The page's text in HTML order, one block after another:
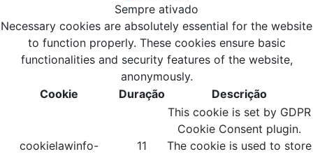
Sempre ativado
Necessary cookies are absolutely essential for the website
to function properly. These cookies ensure basic
functionalities and security features of the website,
anonymously.
Cookie
Duração Descrição
cookielawinfo-
11
This cookie is set by GDPR
Cookie Consent plugin.
The cookie is used to store